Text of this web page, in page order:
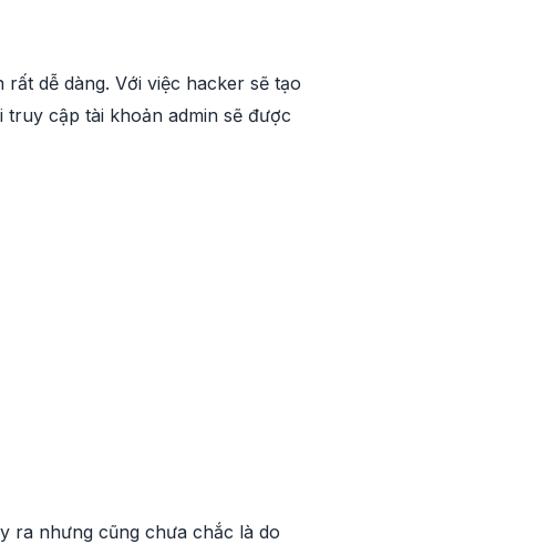
dễ dàng. Với việc hacker sẽ tạo
cập tài khoản admin sẽ được
ra nhưng cũng chưa chắc là do